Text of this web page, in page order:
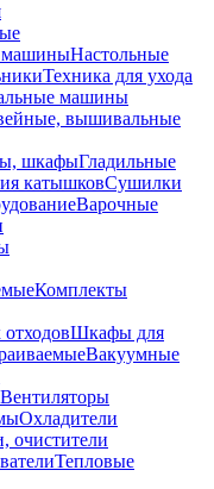
машиныНастольные
Техника для ухода
машины
вышивальные
шкафыГладильные
катышковСушилки
Варочные
Комплекты
Шкафы для
Вакуумные
Вентиляторы
Охладители
очистители
Тепловые